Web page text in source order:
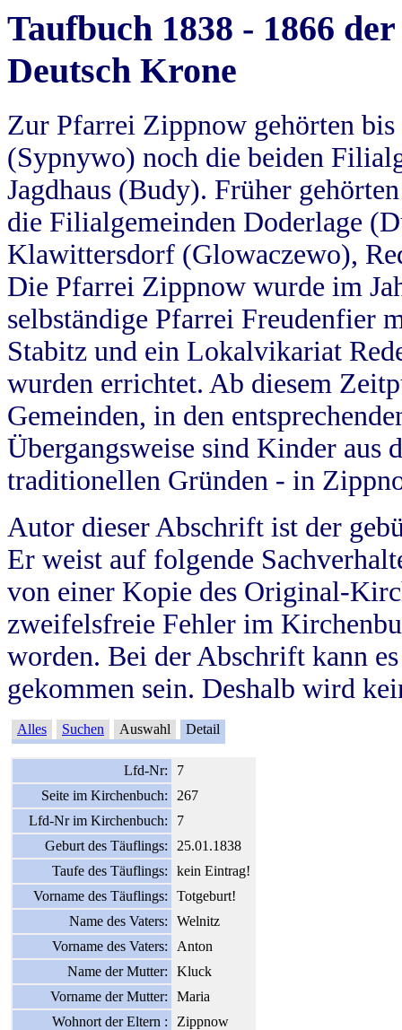
Taufbuch 1838 - 1866
Deutsch Krone
Zur Pfarrei Zippnow gehörten
(Sypnywo) noch die beiden
Jagdhaus (Budy). Früher
die Filialgemeinden Doderlage
Klawittersdorf (Glowaczewo),
Die Pfarrei Zippnow wurde im
selbständige Pfarrei Freudenfier
Stabitz und ein Lokalvikariat
wurden errichtet. Ab diesem
Gemeinden, in den
Übergangsweise sind Kinder aus
traditionellen Gründen - in
Autor dieser Abschrift ist der
Er weist auf folgende
von einer Kopie des Original-
zweifelsfreie Fehler im
worden. Bei der Abschrift kann
gekommen sein. Deshalb wird
Alles Suchen Auswahl Detail
Lfd-Nr:
7
Seite im Kirchenbuch:
267
Lfd-Nr im Kirchenbuch:
7
Geburt des Täuflings:
25.01.1838
Taufe des Täuflings:
kein Eintrag!
Vorname des Täuflings:
Totgeburt!
Name des Vaters:
Welnitz
Vorname des Vaters:
Anton
Name der Mutter:
Kluck
Vorname der Mutter:
Maria
Wohnort der Eltern :
Zippnow